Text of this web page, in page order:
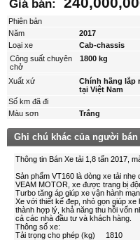
Giá bán:
Phiên bản
Năm
2017
Loại xe
Cab-chassis
Công suất chuyên
chở
1800 kg
Xuất xứ
Chính hãng lắp
tại Việt Nam
Số km đã đi
Màu sơn
Trắng
Ghi chú khác của người bán